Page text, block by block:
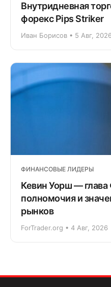
Внутридневная
форекс Pips Striker
Иван Борисов • 5 Авг, 2026
ФИНАНСОВЫЕ ЛИДЕРЫ
Кевин Уорш —
полномочия и
рынков
ForTrader.org • 4 Авг, 2026